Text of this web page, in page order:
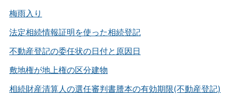
梅雨入り
法定相続情報証明を使った相続登記
不動産登記の委任状の日付と原因日
敷地権が地上権の区分建物
相続財産清算人の選任審判書謄本の有効期限(不動産登記)